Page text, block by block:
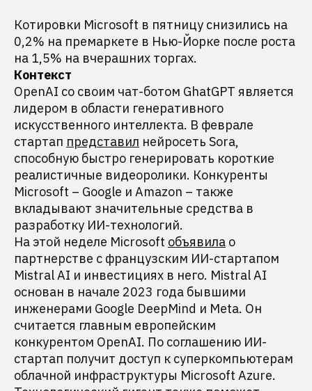
Котировки Microsoft в пятницу снизились на
0,2% на премаркете в Нью-Йорке после роста
на 1,5% на вчерашних торгах.
Контекст
OpenAI со своим чат-ботом GhatGPT является
лидером в области генеративного
искусственного интеллекта. В феврале
стартап представил нейросеть Sora,
способную быстро генерировать короткие
реалистичные видеоролики. Конкуренты
Microsoft – Google и Amazon – также
вкладывают значительные средства в
разработку ИИ-технологий.
На этой неделе Microsoft объявила о
партнерстве с французским ИИ-стартапом
Mistral AI и инвестициях в него. Mistral AI
основан в начале 2023 года бывшими
инженерами Google DeepMind и Meta. Он
считается главным европейским
конкурентом OpenAI. По соглашению ИИ-
стартап получит доступ к суперкомпьютерам
облачной инфраструктуры Microsoft Azure.